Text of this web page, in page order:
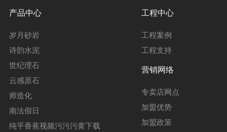
产品中心
岁月砂岩
诗韵水泥
世纪理石
云感原石
师造化
南法假日
纯平香蕉视频污污污黄下载
工程中心
工程案例
工程支持
营销网络
专卖店网点
加盟优势
加盟政策